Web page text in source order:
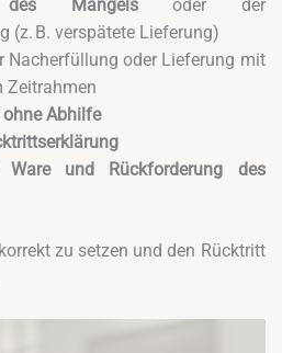
des Mangelsoder der
(z. B. verspätete Lieferung)
Nacherfüllung oder Lieferung mit
Zeitrahmen
Abhilfe
Ware und Rückforderung des
zu setzen und den Rücktritt